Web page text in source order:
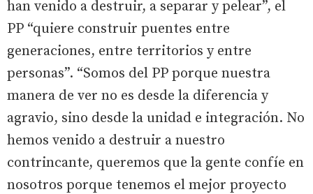
han venido a destruir, a separar y pelear”, el
PP “quiere construir puentes entre
generaciones, entre territorios y entre
personas”. “Somos del PP porque nuestra
manera de ver no es desde la diferencia y
agravio, sino desde la unidad e integración. No
hemos venido a destruir a nuestro
contrincante, queremos que la gente confíe en
nosotros porque tenemos el mejor proyecto